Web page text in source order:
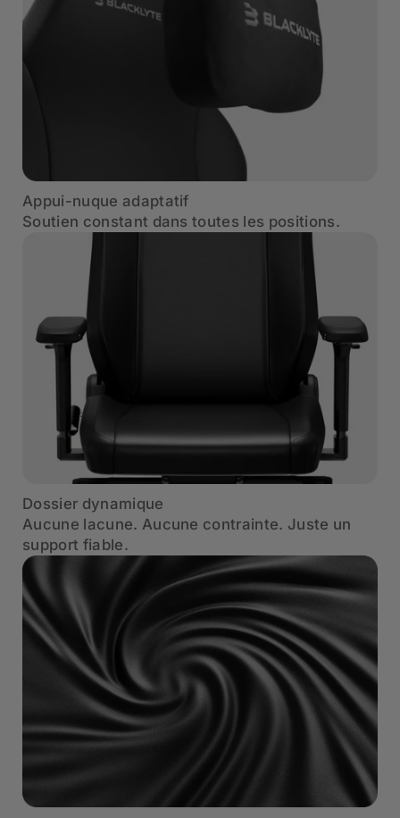
Appui-nuque adaptatif
Soutien constant dans toutes les positions.
Dossier dynamique
Aucune lacune. Aucune contrainte. Juste un
support fiable.